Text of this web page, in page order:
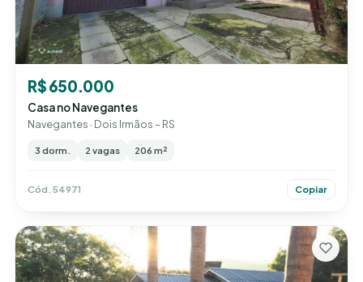
R$ 650.000
Casa no Navegantes
Navegantes · Dois Irmãos – RS
3 dorm. 2 vagas 206 m²
Cód. 54971 Copiar